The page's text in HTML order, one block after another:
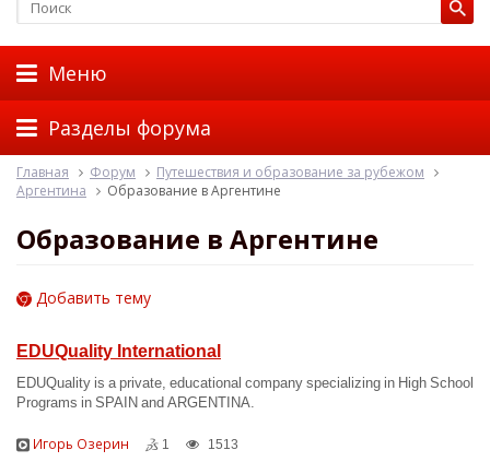
Меню
Разделы форума
Главная Форум
Путешествия и образование за рубежом
Аргентина
Образование в Аргентине
Образование в Аргентине
Добавить тему
EDUQuality International
EDUQuality is a private, educational company specializing in High School
Programs in SPAIN and ARGENTINA.
Игорь Озерин 1 1513